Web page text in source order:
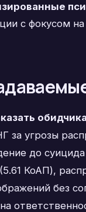
с фокусом
за угрозы
до суицида
КоАП),
без